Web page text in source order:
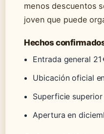
menos descuentos
joven que puede
Hechos
Entrada general
Ubicación oficial
Superficie superior
Apertura en